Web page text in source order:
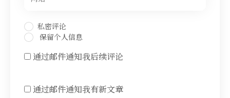
私密评论
保留个人信息
通过邮件通知我后续评论
通过邮件通知我有新文章